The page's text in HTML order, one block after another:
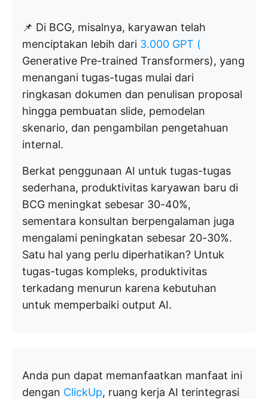
📌 Di BCG, misalnya, karyawan telah
menciptakan lebih dari 3.000 GPT (
Generative Pre-trained Transformers), yang
menangani tugas-tugas mulai dari
ringkasan dokumen dan penulisan proposal
hingga pembuatan slide, pemodelan
skenario, dan pengambilan pengetahuan
internal.
Berkat penggunaan AI untuk tugas-tugas
sederhana, produktivitas karyawan baru di
BCG meningkat sebesar 30-40%,
sementara konsultan berpengalaman juga
mengalami peningkatan sebesar 20-30%.
Satu hal yang perlu diperhatikan? Untuk
tugas-tugas kompleks, produktivitas
terkadang menurun karena kebutuhan
untuk memperbaiki output AI.
Anda pun dapat memanfaatkan manfaat ini
dengan ClickUp, ruang kerja AI terintegrasi